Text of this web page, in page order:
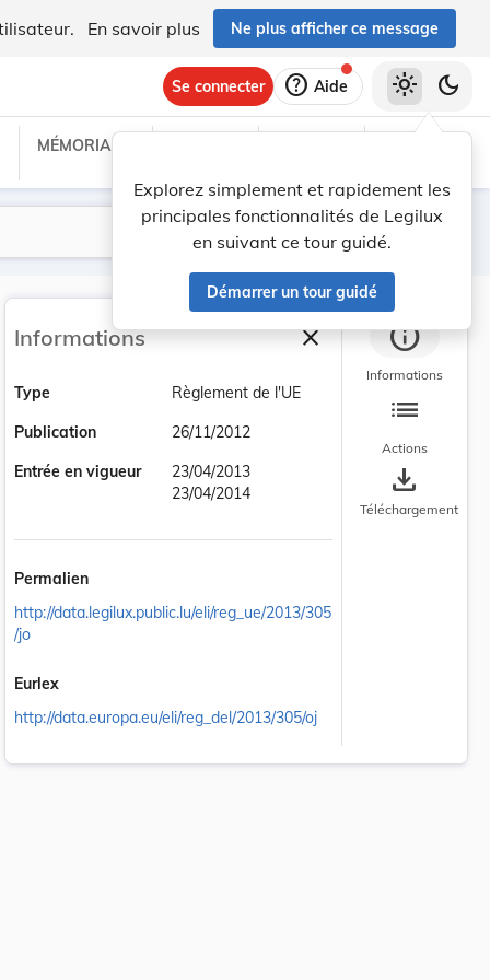
En savoir plus Ne plus afficher ce message
Se connecter help Aide
Explorez simplement et rapidement les
principales fonctionnalités de Legilux
en suivant ce tour guidé.
Démarrer un tour guidé
light_mode dark_mode
MÉMORIAL C
Lancer la recherche
Filtres
la taille du texte
Informations closeFermer la barre
Type
Règlement de l'UE
Publication
26/11/2012
Entrée en vigueur
23/04/2013
23/04/2014
Permalien
http://data.legilux.public.lu/eli/reg_ue/2013/305
/jo
Eurlex
http://data.europa.eu/eli/reg_del/2013/305/oj
info
Informations
list
Actions
save_alt
Téléchargement